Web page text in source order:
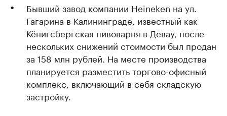
Бывший завод компании Heineken на ул.
Гагарина в Калининграде, известный как
Кёнигсбергская пивоварня в Девау, после
нескольких снижений стоимости был продан
за 158 млн рублей. На месте производства
планируется разместить торгово-офисный
комплекс, включающий в себя складскую
застройку.